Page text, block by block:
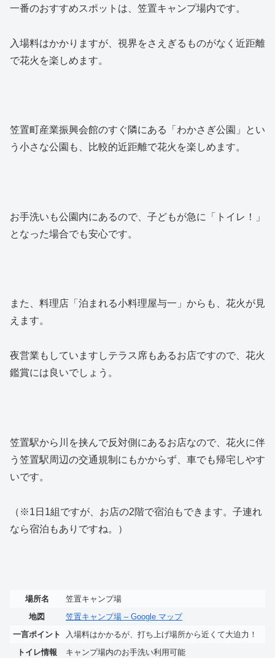
一番のおすすめスポットは、笠置キャンプ場内です。
入場料はかかりますが、視界をさえぎるものがなく近距離
で花火を楽しめます。
笠置町産業振興会館のすぐ隣にある「わかさぎ公園」とい
う小さな公園も、比較的近距離で花火を楽しめます。
お手洗いも公園内にあるので、子どもが急に「トイレ！」
となった場合でも安心です。
また、料理店「泊まれる小料理屋与一」からも、花火が見
えます。
夜営業もしていますしテラス席もあるお店ですので、花火
鑑賞には良いでしょう。
笠置駅から川を挟んで反対側にあるお店なので、花火に伴
う笠置駅周辺の交通規制にもかからず、車でも帰宅しやす
いです。
（※1日1組ですが、お店の2階で宿泊もできます。子連れ
なら宿泊もありですね。）
場所名
笠置キャンプ場
地図
笠置キャンプ場 – Google マップ
一言ポイント
入場料はかかるが、打ち上げ場所から近くて大迫力！
トイレ情報
キャンプ場内のお手洗い利用可能